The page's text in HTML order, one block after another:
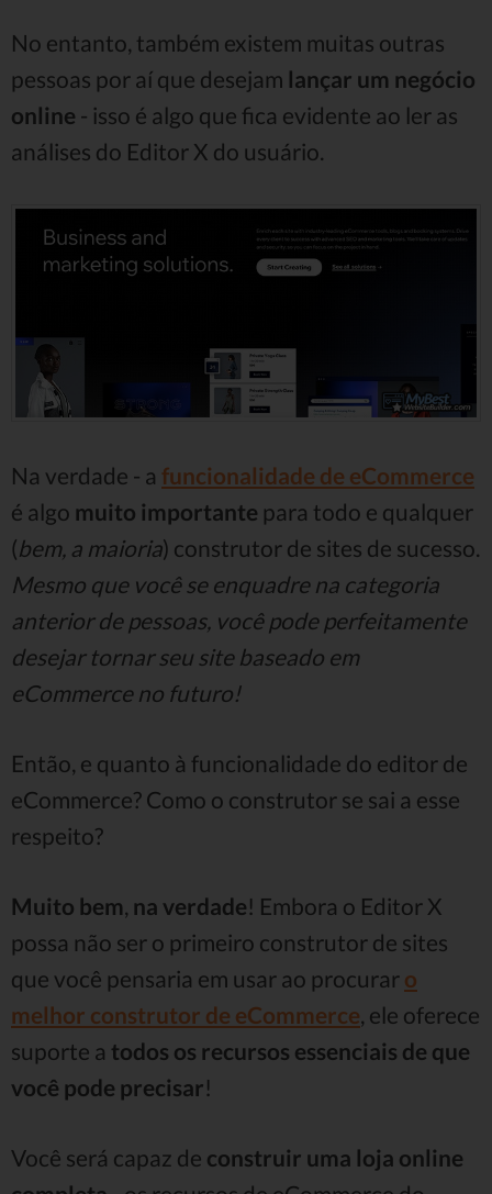
No entanto, também existem muitas outras
pessoas por aí que desejam lançar um negócio
online - isso é algo que fica evidente ao ler as
análises do Editor X do usuário.
Na verdade - a funcionalidade de eCommerce
é algo muito importante para todo e qualquer
(bem, a maioria) construtor de sites de sucesso.
Mesmo que você se enquadre na categoria
anterior de pessoas, você pode perfeitamente
desejar tornar seu site baseado em
eCommerce no futuro!
Então, e quanto à funcionalidade do editor de
eCommerce? Como o construtor se sai a esse
respeito?
Muito bem na verdade! Embora o Editor X
possa não ser o primeiro construtor de sites
que você pensaria em usar ao procurar o
melhor construtor de eCommerce , ele oferece
suporte a todos os recursos essenciais de que
você pode precisar!
Você será capaz de construir uma loja online